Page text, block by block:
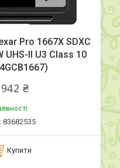
Pro 1667X SDXC
UHS-II U3 Class 10
₴
83682535
Купити